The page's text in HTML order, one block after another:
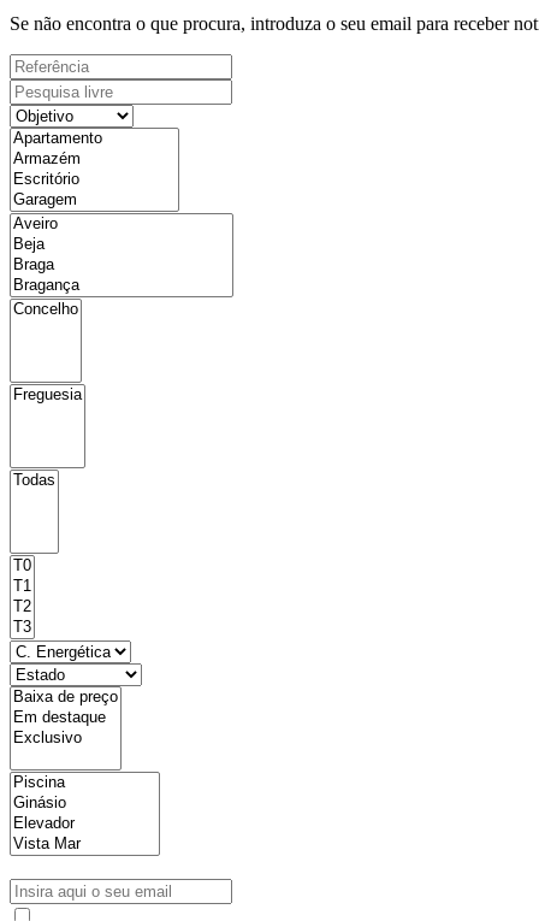
Se não encontra o que procura, introduza o seu email para receber